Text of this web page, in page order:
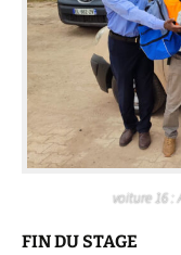
voiture 16 :
FIN DU STAGE